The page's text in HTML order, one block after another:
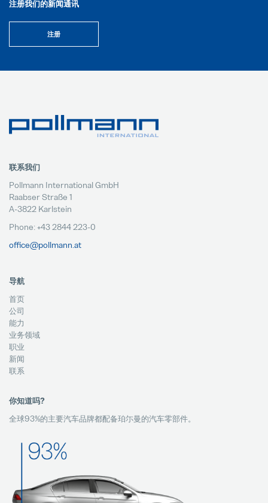
注册我们的新闻通讯
注册
联系我们
Pollmann International GmbH
Raabser Straße 1
A-3822 Karlstein
Phone: +43 2844 223-0
office@pollmann.at
导航
首页
公司
能力
业务领域
职业
新闻
联系
你知道吗?
全球93%的主要汽车品牌都配备珀尓曼的汽车零部件。